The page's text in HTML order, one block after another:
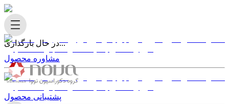
در حال بارگذاری...
مشاوره محصول
پشتیبانی محصول